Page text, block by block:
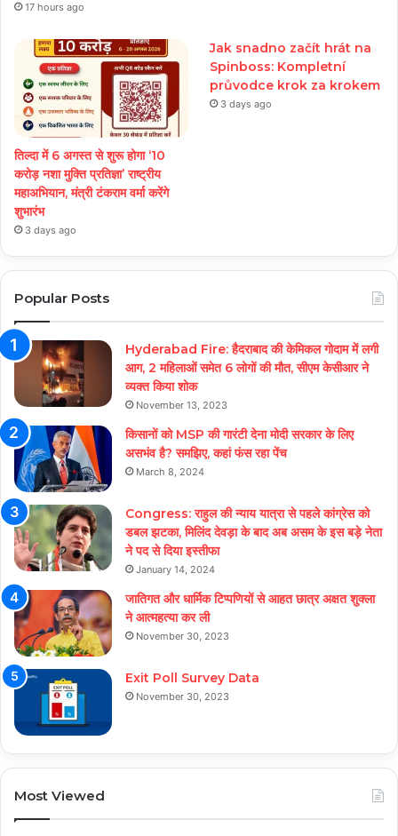
17 hours ago
तिल्दा में 6 अगस्त से शुरू होगा ‘10
करोड़ नशा मुक्ति प्रतिज्ञा’ राष्ट्रीय
महाअभियान, मंत्री टंकराम वर्मा करेंगे
शुभारंभ
3 days ago
Jak snadno začít hrát na
Spinboss: Kompletní
průvodce krok za krokem
3 days ago
Popular Posts
Hyderabad Fire: हैदराबाद की केमिकल गोदाम में लगी
आग, 2 महिलाओं समेत 6 लोगों की मौत, सीएम केसीआर ने
व्यक्त किया शोक
November 13, 2023
किसानों को MSP की गारंटी देना मोदी सरकार के लिए
असभंव है? समझिए, कहां फंस रहा पेंच
March 8, 2024
Congress: राहुल की न्याय यात्रा से पहले कांग्रेस को
डबल झटका, मिलिंद देवड़ा के बाद अब असम के इस बड़े नेता
ने पद से दिया इस्तीफा
January 14, 2024
जातिगत और धार्मिक टिप्पणियों से आहत छात्र अक्षत शुक्ला
ने आत्महत्या कर ली
November 30, 2023
Exit Poll Survey Data
November 30, 2023
Most Viewed